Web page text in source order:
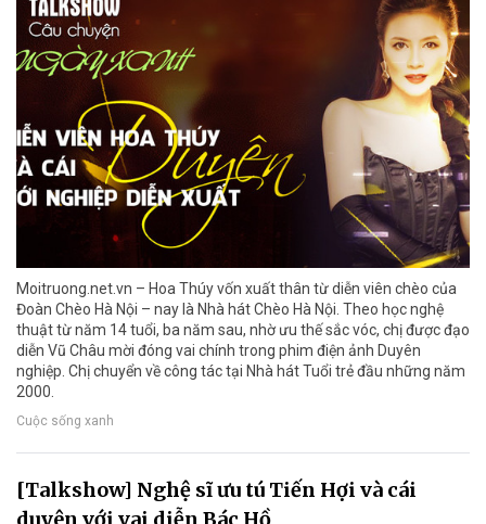
Moitruong.net.vn – Hoa Thúy vốn xuất thân từ diễn viên chèo của
Đoàn Chèo Hà Nội – nay là Nhà hát Chèo Hà Nội. Theo học nghệ
thuật từ năm 14 tuổi, ba năm sau, nhờ ưu thế sắc vóc, chị được đạo
diễn Vũ Châu mời đóng vai chính trong phim điện ảnh Duyên
nghiệp. Chị chuyển về công tác tại Nhà hát Tuổi trẻ đầu những năm
2000.
Cuộc sống xanh
[Talkshow] Nghệ sĩ ưu tú Tiến Hợi và cái